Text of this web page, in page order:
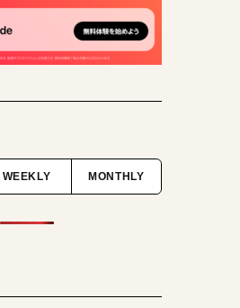
WEEKLY MONTHLY